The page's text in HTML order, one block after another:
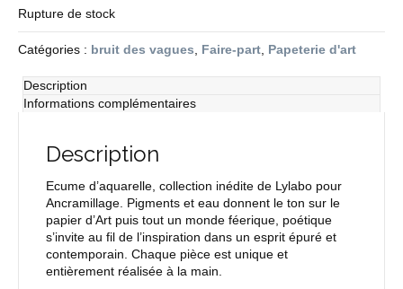
Rupture de stock
Catégories : bruit des vagues Faire-part Papeterie d'art
Description
Informations complémentaires
Description
Ecume d’aquarelle, collection inédite de Lylabo pour
Ancramillage. Pigments et eau donnent le ton sur le
papier d’Art puis tout un monde féerique, poétique
s’invite au fil de l’inspiration dans un esprit épuré et
contemporain. Chaque pièce est unique et
entièrement réalisée à la main.